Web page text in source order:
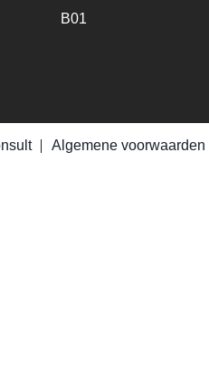
B01
Algemene voorwaarden